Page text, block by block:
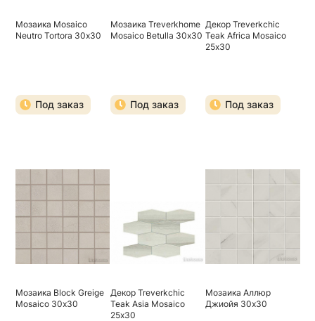
Мозаика Mosaico
Neutro Tortora 30х30
Под заказ
Мозаика Treverkhome
Mosaico Betulla 30х30
Под заказ
Декор Treverkchic
Teak Africa Mosaico
25х30
Под заказ
Мозаика Block Greige
Mosaico 30х30
Декор Treverkchic
Teak Asia Mosaico
25х30
Мозаика Аллюр
Джиойя 30х30